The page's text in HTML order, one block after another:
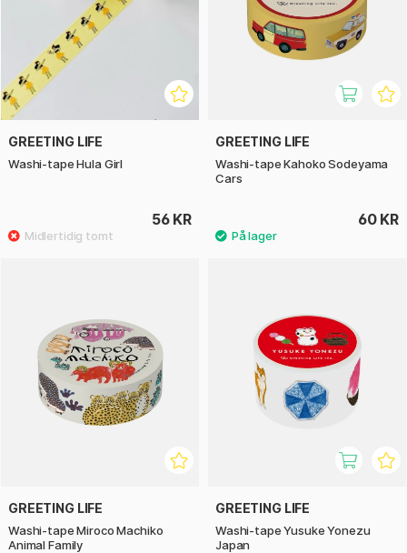
GREETING LIFE
Washi-tape Hula Girl
56 KR
GREETING LIFE
Washi-tape Kahoko Sodeyama
Cars
60 KR
GREETING LIFE
Washi-tape Miroco Machiko
Animal Family
GREETING LIFE
Washi-tape Yusuke Yonezu
Japan